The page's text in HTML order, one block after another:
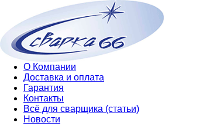
О Компании
Доставка и оплата
Гарантия
Контакты
Всё для сварщика (статьи)
Новости